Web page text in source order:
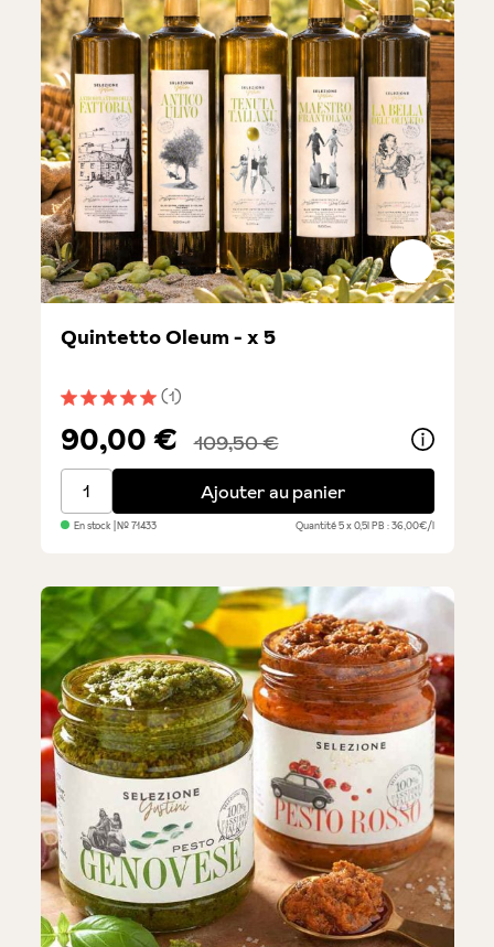
Note moyenne de 5 sur 5 étoiles
(1)
Quintetto Oleum - x 5
90,00 € 109,50 €
Quintetto Oleum - x 5Ajouter au panier
En stock | №71433 Quantité5 x 0,5lPB : 36,00€/l